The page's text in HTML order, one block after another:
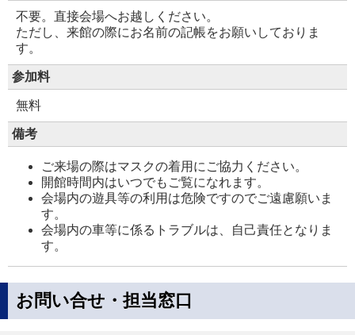
不要。直接会場へお越しください。
ただし、来館の際にお名前の記帳をお願いしておりま
す。
参加料
無料
備考
ご来場の際はマスクの着用にご協力ください。
開館時間内はいつでもご覧になれます。
会場内の遊具等の利用は危険ですのでご遠慮願いま
す。
会場内の車等に係るトラブルは、自己責任となりま
す。
お問い合せ・担当窓口